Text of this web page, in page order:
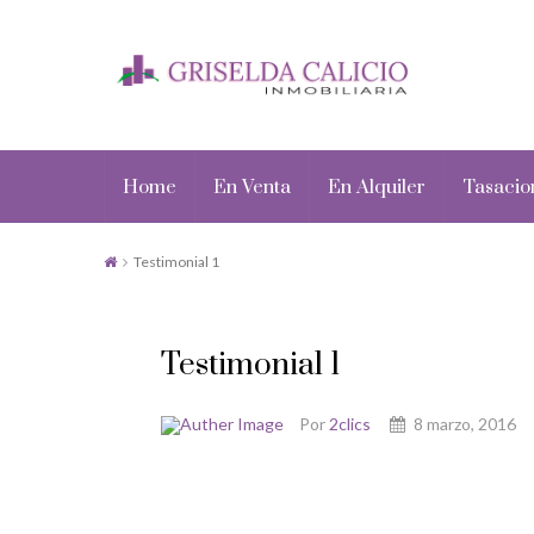
Home En Venta En Alquiler
Testimonial 1
Testimonial 1
Por 2clics 8 marzo, 2016